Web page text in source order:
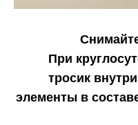
При
тросик
элементы в